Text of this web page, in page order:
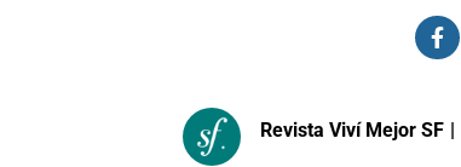
Revista Viví Mejor SF |